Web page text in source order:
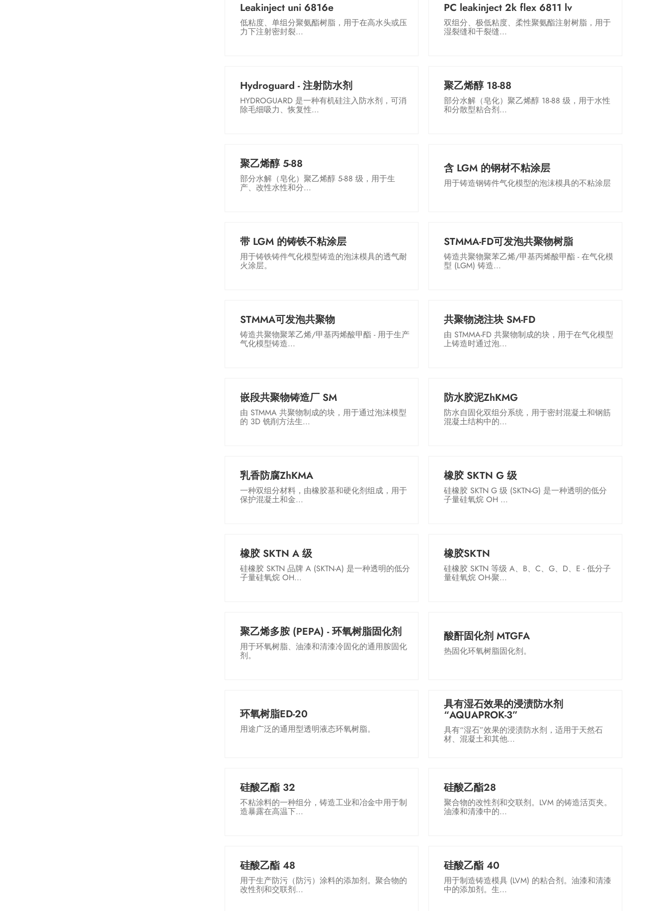
Leakinject uni 6816e
低粘度、单组分聚氨酯树脂，用于在高水头或压
力下注射密封裂...
PC leakinject 2k flex 6811 lv
双组分、极低粘度、柔性聚氨酯注射树脂，用于
湿裂缝和干裂缝...
Hydroguard - 注射防水剂
HYDROGUARD 是一种有机硅注入防水剂，可消
除毛细吸力、恢复性...
聚乙烯醇 18-88
部分水解（皂化）聚乙烯醇 18-88 级，用于水性
和分散型粘合剂...
聚乙烯醇 5-88
部分水解（皂化）聚乙烯醇 5-88 级，用于生
产、改性水性和分...
含 LGM 的钢材不粘涂层
用于铸造钢铸件气化模型的泡沫模具的不粘涂层
带 LGM 的铸铁不粘涂层
用于铸铁铸件气化模型铸造的泡沫模具的透气耐
火涂层。
STMMA-FD可发泡共聚物树脂
铸造共聚物聚苯乙烯/甲基丙烯酸甲酯 - 在气化模
型 (LGM) 铸造...
STMMA可发泡共聚物
铸造共聚物聚苯乙烯/甲基丙烯酸甲酯 - 用于生产
气化模型铸造...
共聚物浇注块 SM-FD
由 STMMA-FD 共聚物制成的块，用于在气化模型
上铸造时通过泡...
嵌段共聚物铸造厂 SM
由 STMMA 共聚物制成的块，用于通过泡沫模型
的 3D 铣削方法生...
防水胶泥ZhKMG
防水自固化双组分系统，用于密封混凝土和钢筋
混凝土结构中的...
乳香防腐ZhKMA
一种双组分材料，由橡胶基和硬化剂组成，用于
保护混凝土和金...
橡胶 SKTN G 级
硅橡胶 SKTN G 级 (SKTN-G) 是一种透明的低分
子量硅氧烷 OH ...
橡胶 SKTN A 级
硅橡胶 SKTN 品牌 A (SKTN-A) 是一种透明的低分
子量硅氧烷 OH...
橡胶SKTN
硅橡胶 SKTN 等级 A、B、C、G、D、E - 低分子
量硅氧烷 OH-聚...
聚乙烯多胺 (PEPA) - 环氧树脂固化剂
用于环氧树脂、油漆和清漆冷固化的通用胺固化
剂。
酸酐固化剂 MTGFA
热固化环氧树脂固化剂。
环氧树脂ED-20
用途广泛的通用型透明液态环氧树脂。
具有湿石效果的浸渍防水剂
“AQUAPROK-3”
具有“湿石”效果的浸渍防水剂，适用于天然石
材、混凝土和其他...
硅酸乙酯 32
不粘涂料的一种组分，铸造工业和冶金中用于制
造暴露在高温下...
硅酸乙酯28
聚合物的改性剂和交联剂。LVM 的铸造活页夹。
油漆和清漆中的...
硅酸乙酯 48
用于生产防污（防污）涂料的添加剂。聚合物的
改性剂和交联剂...
硅酸乙酯 40
用于制造铸造模具 (LVM) 的粘合剂。油漆和清漆
中的添加剂。生...